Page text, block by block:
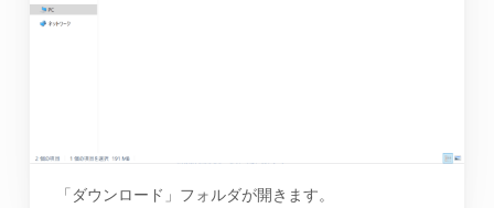
「ダウンロード」フォルダが開きます。